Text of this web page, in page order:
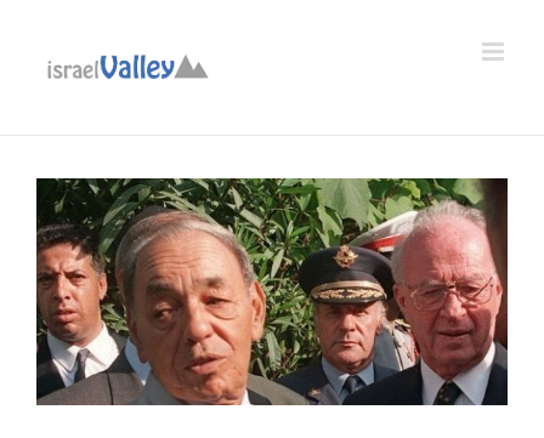
Ouvrir la barre d’outils
contenu